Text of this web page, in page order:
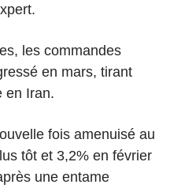
les commandes
en mars, tirant
en Iran.
fois amenuisé au
tôt et 3,2% en février
une entame